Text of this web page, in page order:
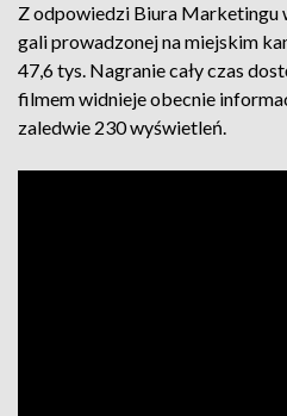
Z odpowiedzi Biura Marketingu
gali prowadzonej na miejskim
47,6 tys. Nagranie cały czas
filmem widnieje obecnie
zaledwie 230 wyświetleń.